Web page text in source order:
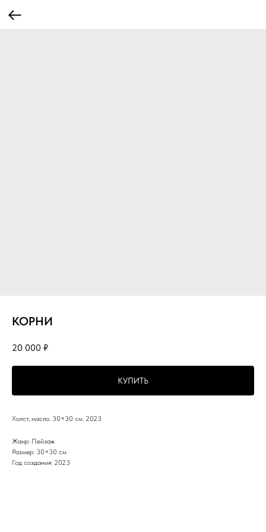
КОРНИ
20 000 ₽
КУПИТЬ
Холст, масло. 30×30 см. 2023
Жанр: Пейзаж
Размер: 30×30 см
Год создания: 2023